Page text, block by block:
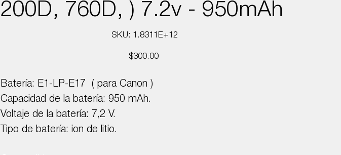
200D, 760D, ) 7.2v - 950mAh
SKU:
SKU
1.8311E+12
1.8311E+12
Precio
$300.00
Batería: E1-LP-E17 ( para Canon )
Capacidad de la batería: 950 mAh.
Voltaje de la batería: 7,2 V.
Tipo de batería: ion de litio.